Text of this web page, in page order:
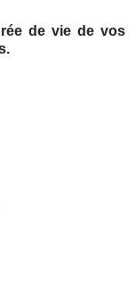
de vie de vos